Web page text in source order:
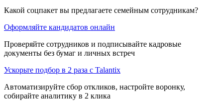
Какой соцпакет вы предлагаете семейным сотрудникам?
Оформляйте кандидатов онлайн
Проверяйте сотрудников и подписывайте кадровые
документы без бумаг и личных встреч
Ускорьте подбор в 2 раза с Talantix
Автоматизируйте сбор откликов, настройте воронку,
собирайте аналитику в 2 клика